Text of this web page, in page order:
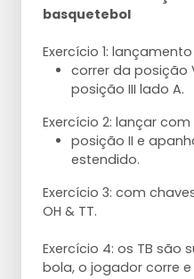
basquetebol
Exercício 1: lançamento
correr da posição
posição III lado A.
Exercício 2: lançar
posição II e
estendido.
Exercício 3: com
OH & TT.
Exercício 4: os TB são
bola, o jogador corre